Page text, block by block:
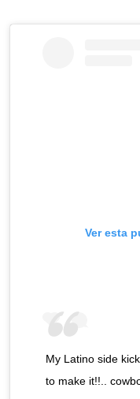
Ver esta
My Latino side
to make it!!..